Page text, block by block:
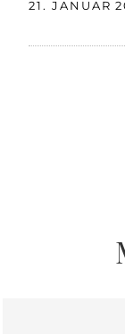
21. JANUAR